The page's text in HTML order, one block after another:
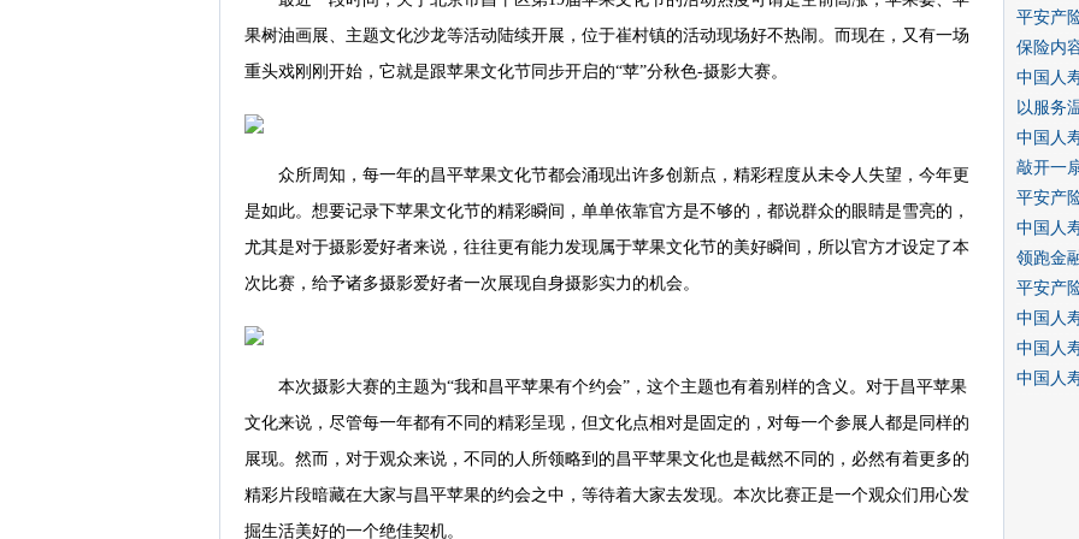
果树油画展、主题文化沙龙等活动陆续开展，位于崔村镇的活动现场好不热闹。而现在，又有一场
重头戏刚刚开始，它就是跟苹果文化节同步开启的“苹”分秋色-摄影大赛。
众所周知，每一年的昌平苹果文化节都会涌现出许多创新点，精彩程度从未令人失望，今年更
是如此。想要记录下苹果文化节的精彩瞬间，单单依靠官方是不够的，都说群众的眼睛是雪亮的，
尤其是对于摄影爱好者来说，往往更有能力发现属于苹果文化节的美好瞬间，所以官方才设定了本
次比赛，给予诸多摄影爱好者一次展现自身摄影实力的机会。
本次摄影大赛的主题为“我和昌平苹果有个约会”，这个主题也有着别样的含义。对于昌平苹果
文化来说，尽管每一年都有不同的精彩呈现，但文化点相对是固定的，对每一个参展人都是同样的
展现。然而，对于观众来说，不同的人所领略到的昌平苹果文化也是截然不同的，必然有着更多的
精彩片段暗藏在大家与昌平苹果的约会之中，等待着大家去发现。本次比赛正是一个观众们用心发
掘生活美好的一个绝佳契机。
平安产
保险内
中国人
以服务
中国人
敲开一
平安产
中国人
领跑金
平安产
中国人
中国人
中国人